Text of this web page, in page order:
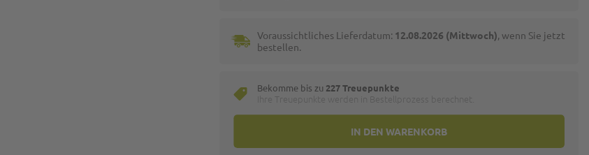
IN DEN WARENKORB
Voraussichtliches Lieferdatum: 12.08.2026 (Mittwoch), wenn Sie jetzt
bestellen.
Bekomme bis zu 227 Treuepunkte